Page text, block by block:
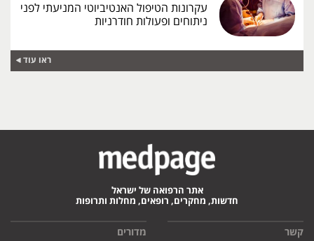
עקרונות הטיפול האנטיביוטי המניעתי לפני
ניתוחים ופעולות חודרניות
ראו עוד
אתר הרפואה של ישראל
חדשות, מחקרים, רופאים, מחלות ותרופות
קשר מדורים